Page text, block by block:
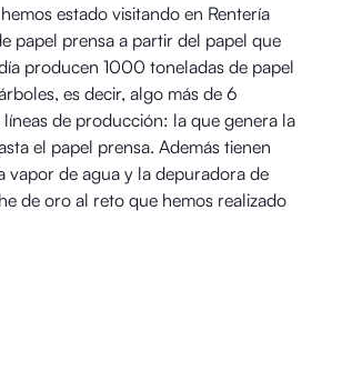
estado visitando en Rentería
papel prensa a partir del papel que
producen 1000 toneladas de papel
es decir, algo más de 6
de producción: la que genera la
el papel prensa. Además tienen
vapor de agua y la depuradora de
de oro al reto que hemos realizado